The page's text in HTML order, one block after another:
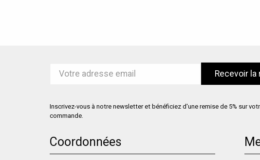
Inscrivez-vous à notre newsletter et bénéficiez d'une remise de 5% sur
commande.
Coordonnées